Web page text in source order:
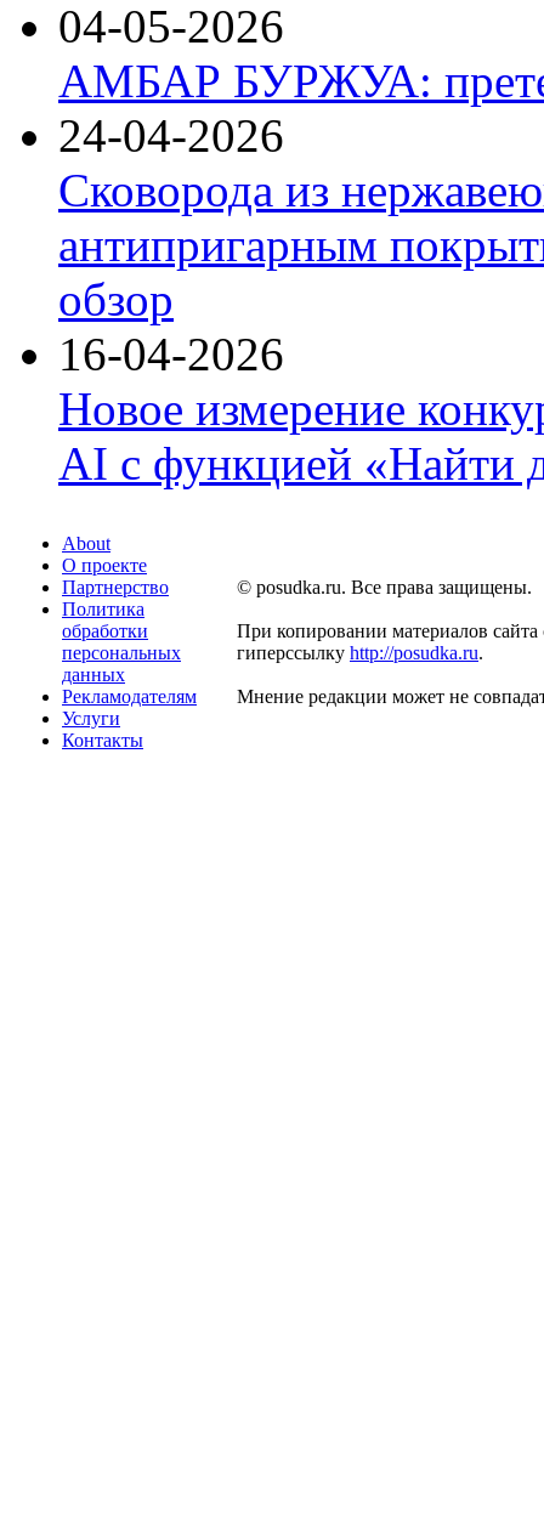
04-05-2026
АМБАР БУРЖУА:
24-04-2026
Сковорода из
антипригарным
обзор
16-04-2026
Новое измерение
AI с функцией «Найти
About
О проекте
Партнерство
Политика
обработки
персональных
данных
Рекламодателям
Услуги
Контакты
© posudka.ru. Все права защищены.
При копировании материалов сайта
гиперссылку http://posudka.ru.
Мнение редакции может не